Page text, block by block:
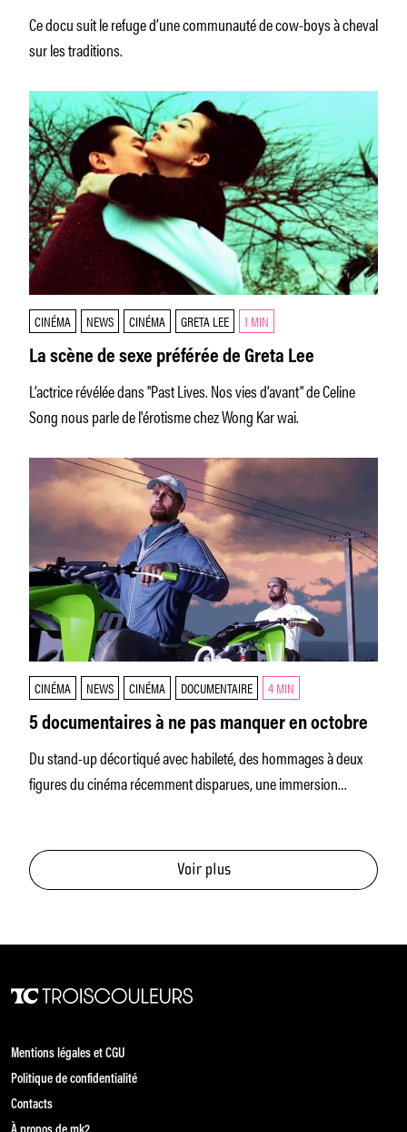
en voie de disparition
Ce docu suit le refuge d’une communauté de cow-boys à cheval
sur les traditions.
CINÉMA NEWS CINÉMA GRETA LEE 1 MIN
La scène de sexe préférée de Greta Lee
L’actrice révélée dans "Past Lives. Nos vies d’avant" de Celine
Song nous parle de l'érotisme chez Wong Kar wai.
CINÉMA NEWS CINÉMA DOCUMENTAIRE 4 MIN
5 documentaires à ne pas manquer en octobre
Du stand-up décortiqué avec habileté, des hommages à deux
figures du cinéma récemment disparues, une immersion
Voir plus
Mentions légales et CGU
Politique de confidentialité
Contacts